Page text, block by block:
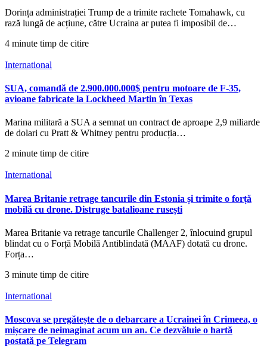
Dorința administrației Trump de a trimite rachete Tomahawk, cu
rază lungă de acțiune, către Ucraina ar putea fi imposibil de…
4 minute timp de citire
International
SUA, comandă de 2.900.000.000$ pentru motoare de F-35,
avioane fabricate la Lockheed Martin în Texas
Marina militară a SUA a semnat un contract de aproape 2,9 miliarde
de dolari cu Pratt & Whitney pentru producția…
2 minute timp de citire
International
Marea Britanie retrage tancurile din Estonia și trimite o forță
mobilă cu drone. Distruge batalioane rusești
Marea Britanie va retrage tancurile Challenger 2, înlocuind grupul
blindat cu o Forță Mobilă Antiblindată (MAAF) dotată cu drone.
Forța…
3 minute timp de citire
International
Moscova se pregătește de o debarcare a Ucrainei în Crimeea, o
mișcare de neimaginat acum un an. Ce dezvăluie o hartă
postată pe Telegram